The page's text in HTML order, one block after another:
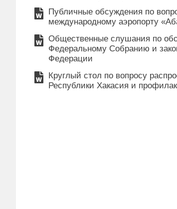
Публичные обсуждения по
международному аэропорту
Общественные слушания по
Федеральному Собранию и
Федерации
Круглый стол по вопросу
Республики Хакасия и